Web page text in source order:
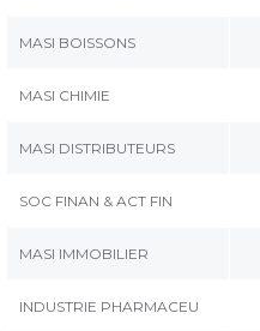
MASI BOISSONS
MASI CHIMIE
MASI DISTRIBUTEURS
SOC FINAN & ACT FIN
MASI IMMOBILIER
INDUSTRIE PHARMACEU